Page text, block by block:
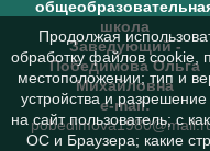
школа
Заведующий-
Победимова Ольга
Михайловна
e-mail:
Продолжая
обработку файлов cookie,
местоположении; тип и
устройства и
на сайт пользователь; с
ОС и Браузера; какие